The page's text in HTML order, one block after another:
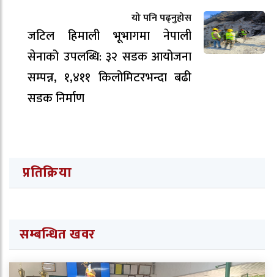
यो पनि पढ्नुहोस
जटिल हिमाली भूभागमा नेपाली
सेनाको उपलब्धि: ३२ सडक आयोजना
सम्पन्न, १,४११ किलोमिटरभन्दा बढी
सडक निर्माण
प्रतिक्रिया
सम्बन्धित खवर